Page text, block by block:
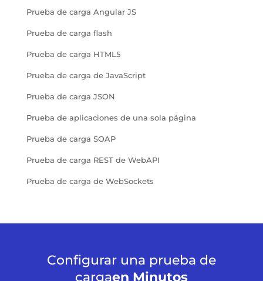
Prueba de carga Angular JS
Prueba de carga flash
Prueba de carga HTML5
Prueba de carga de JavaScript
Prueba de carga JSON
Prueba de aplicaciones de una sola página
Prueba de carga SOAP
Prueba de carga REST de WebAPI
Prueba de carga de WebSockets
Configurar una prueba de
cargaen Minutos